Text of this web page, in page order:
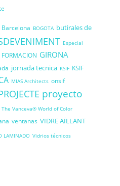
Barcelona BOGOTA butirales de
Especial
FORMACION GIRONA
jornada tecnica KSIF KSIF
MIAS Architects onsif
proyecto
The Vanceva® World of Color
ventanas VIDRE AÏLLANT
LAMINADO Vidrios técnicos